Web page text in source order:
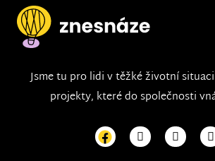
Jsme tu pro lidi v těžké životní
projekty, které do společnosti